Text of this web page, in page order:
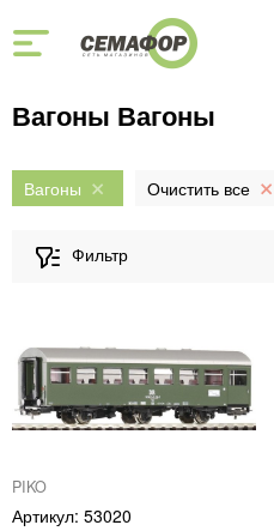
Вагоны Вагоны
Вагоны
PIKO
53020